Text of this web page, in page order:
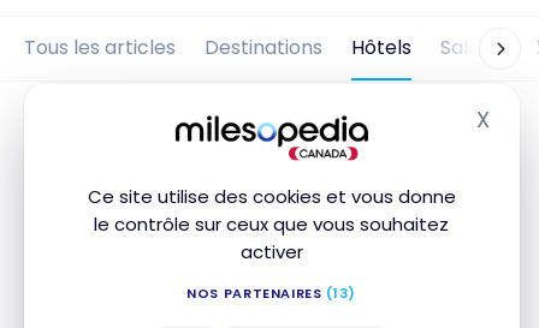
Ce site utilise des cookies et vous donne
le contrôle sur ceux que vous souhaitez
activer
NOS PARTENAIRES (13)
X
Tous les articles Destinations Hôtels Salons